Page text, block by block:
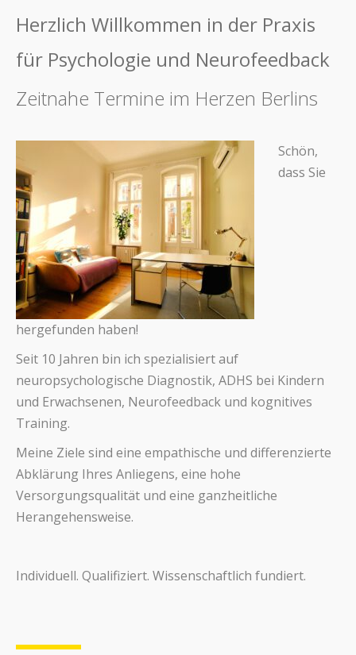
Herzlich Willkommen in der Praxis
für Psychologie und Neurofeedback
Zeitnahe Termine im Herzen Berlins
Schön,
dass Sie
hergefunden haben!
Seit 10 Jahren bin ich spezialisiert auf
neuropsychologische Diagnostik, ADHS bei Kindern
und Erwachsenen, Neurofeedback und kognitives
Training.
Meine Ziele sind eine empathische und differenzierte
Abklärung Ihres Anliegens, eine hohe
Versorgungsqualität und eine ganzheitliche
Herangehensweise.
Individuell. Qualifiziert. Wissenschaftlich fundiert.